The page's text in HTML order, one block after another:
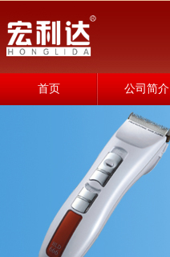
首页 公司简介